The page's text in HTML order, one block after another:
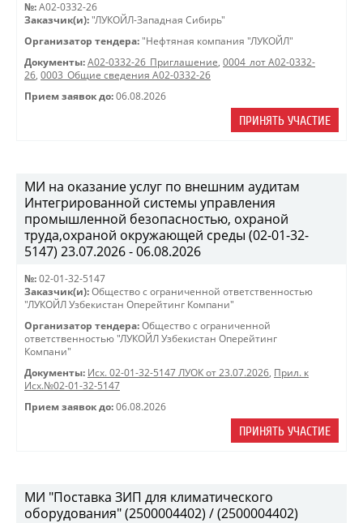
№: A02-0332-26
Заказчик(и): "ЛУКОЙЛ-Западная Сибирь"
Организатор тендера: "Нефтяная компания "ЛУКОЙЛ"
Документы: A02-0332-26_Приглашение, 0004_лот А02-0332-
26, 0003_Общие сведения А02-0332-26
Прием заявок до: 06.08.2026
ПРИНЯТЬ УЧАСТИЕ
МИ на оказание услуг по внешним аудитам
Интегрированной системы управления
промышленной безопасностью, охраной
труда,охраной окружающей среды (02-01-32-
5147) 23.07.2026 - 06.08.2026
№: 02-01-32-5147
Заказчик(и): Общество с ограниченной ответственностью
"ЛУКОЙЛ Узбекистан Оперейтинг Компани"
Организатор тендера: Общество с ограниченной
ответственностью "ЛУКОЙЛ Узбекистан Оперейтинг
Компани"
Документы: Исх. 02-01-32-5147 ЛУОК от 23.07.2026, Прил. к
Исх.№02-01-32-5147
Прием заявок до: 06.08.2026
ПРИНЯТЬ УЧАСТИЕ
МИ "Поставка ЗИП для климатического
оборудования" (2500004402) / (2500004402)